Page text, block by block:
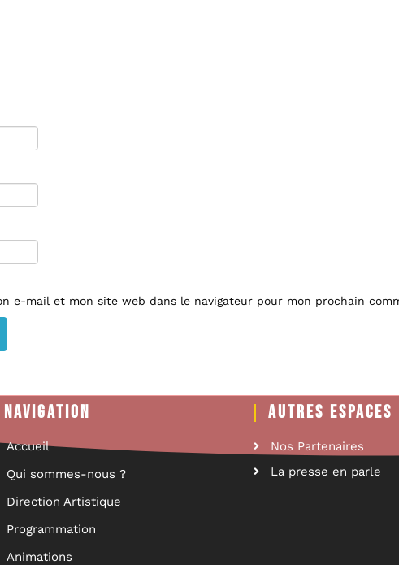
e-mail et mon site web dans le navigateur pour mon prochain
NAVIGATION
Accueil
Qui sommes-nous ?
Direction Artistique
Programmation
Animations
AUTRES ESPACES
Nos Partenaires
La presse en parle